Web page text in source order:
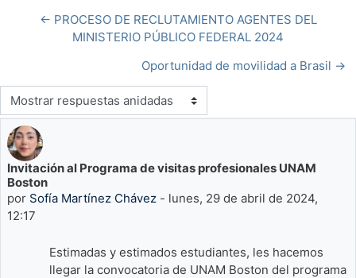
← PROCESO DE RECLUTAMIENTO AGENTES DEL
MINISTERIO PÚBLICO FEDERAL 2024
Oportunidad de movilidad a Brasil →
Modo de visualización
Invitación al Programa de visitas profesionales UNAM
Boston
por Sofía Martínez Chávez - lunes, 29 de abril de 2024,
12:17
Número de respuestas: 0
Estimadas y estimados estudiantes, les hacemos
llegar la convocatoria de UNAM Boston del programa